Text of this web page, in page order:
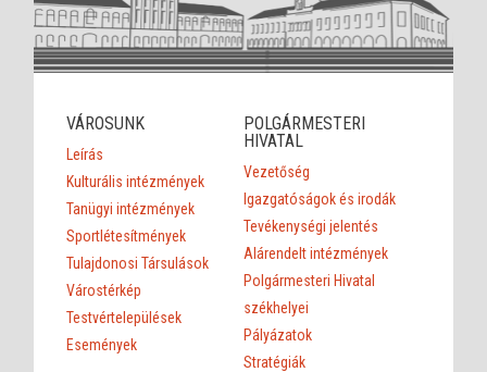
VÁROSUNK
Leírás
Kulturális intézmények
Tanügyi intézmények
Sportlétesítmények
Tulajdonosi Társulások
Várostérkép
Testvértelepülések
Események
POLGÁRMESTERI
HIVATAL
Vezetőség
Igazgatóságok és irodák
Tevékenységi jelentés
Alárendelt intézmények
Polgármesteri Hivatal
székhelyei
Pályázatok
Stratégiák